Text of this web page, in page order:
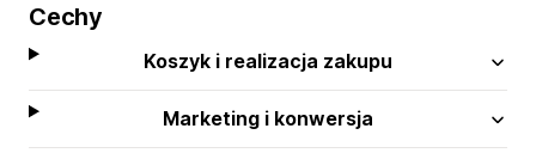
Cechy
Koszyk i realizacja zakupu
Marketing i konwersja